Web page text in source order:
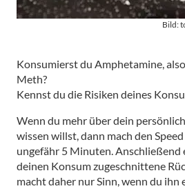
Bild:
Konsumierst du Amphetamine,
Meth?
Kennst du die Risiken deines
Wenn du mehr über dein
wissen willst, dann mach den
ungefähr 5 Minuten. Anschließend
deinen Konsum zugeschnittene
macht daher nur Sinn, wenn du